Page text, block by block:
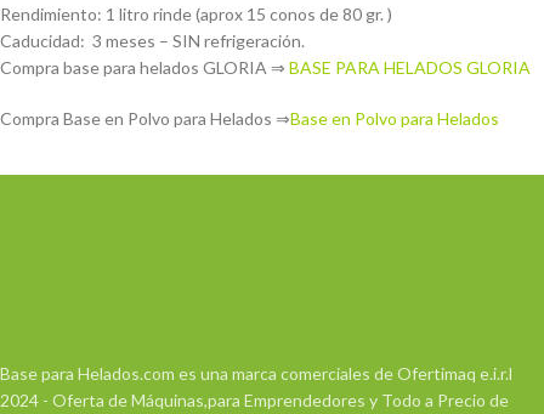
Rendimiento: 1 litro rinde (aprox 15 conos de 80 gr. )
Caducidad: 3 meses – SIN refrigeración.
Compra base para helados GLORIA ⇒ BASE PARA HELADOS GLORIA
Compra Base en Polvo para Helados ⇒Base en Polvo para Helados
Base para Helados.com es una marca comerciales de Ofertimaq e.i.r.l
2024 - Oferta de Máquinas,para Emprendedores y Todo a Precio de